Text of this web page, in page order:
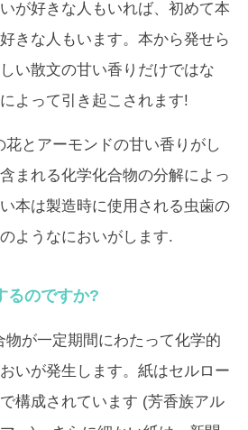
が好きな人もいれば、初めて本
きな人もいます。本から発せら
い散文の甘い香りだけではな
よって引き起こされます!
花とアーモンドの甘い香りがし
まれる化学化合物の分解によっ
本は製造時に使用される虫歯の
ようなにおいがします.
るのですか?
物が一定期間にわたって化学的
いが発生します。紙はセルロー
で構成されています (芳香族アル